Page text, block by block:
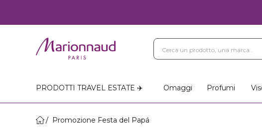
PRODOTTI TRAVEL ESTATE ✈️ Omaggi Profumi
Promozione Festa del Papá